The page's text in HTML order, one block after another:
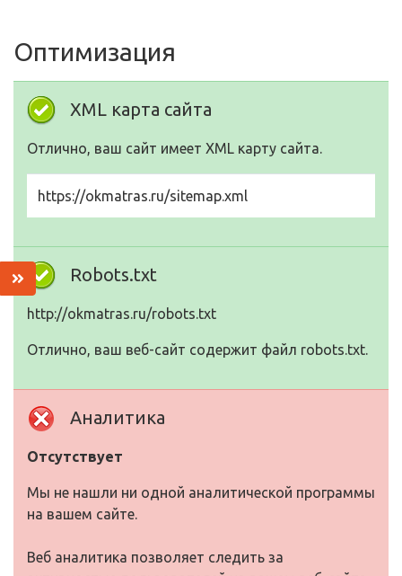
Оптимизация
XML карта сайта
Отлично, ваш сайт имеет XML карту сайта.
https://okmatras.ru/sitemap.xml
Robots.txt
http://okmatras.ru/robots.txt
Отлично, ваш веб-сайт содержит файл robots.txt.
Аналитика
Отсутствует
Мы не нашли ни одной аналитической программы
на вашем сайте.
Веб аналитика позволяет следить за